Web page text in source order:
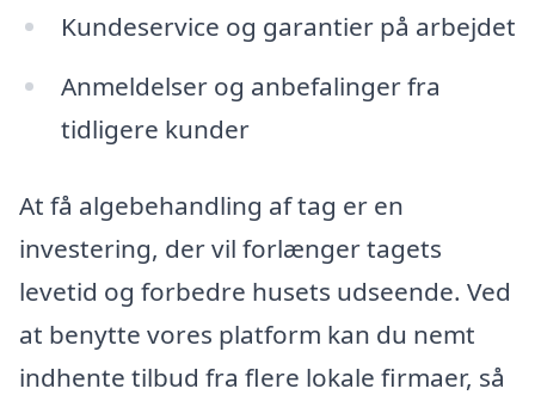
Kundeservice og garantier på arbejdet
Anmeldelser og anbefalinger fra
tidligere kunder
At få algebehandling af tag er en
investering, der vil forlænger tagets
levetid og forbedre husets udseende. Ved
at benytte vores platform kan du nemt
indhente tilbud fra flere lokale firmaer, så